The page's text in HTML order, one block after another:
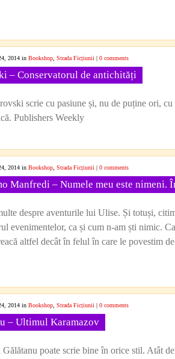
2014 in Bookshop Strada Ficțiunii | 0 comments
– Conservatorul de antichități
scrie cu pasiune și, nu de puține ori,
Publishers Weekly
2014 in Bookshop Strada Ficțiunii | 0 comments
Manfredi – Numele meu este nimeni.
despre aventurile lui Ulise. Și totuși,
evenimentelor, ca și cum n-am ști nimic.
altfel decât în felul în care le povestim
2014 in Bookshop Strada Ficțiunii | 0 comments
– Ultimul Karamazov
poate scrie bine în orice stil. Atât